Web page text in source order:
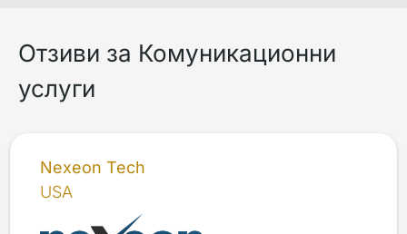
Отзиви за Комуникационни
услуги
Nexeon Tech
USA